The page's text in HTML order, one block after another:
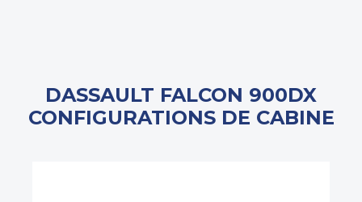
DASSAULT FALCON 900DX
CONFIGURATIONS DE CABINE